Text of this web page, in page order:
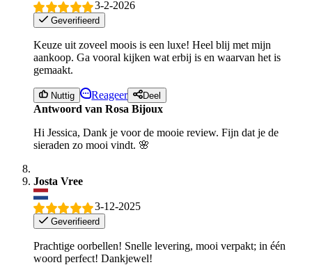
3-2-2026
Geverifieerd
Keuze uit zoveel moois is een luxe! Heel blij met mijn
aankoop. Ga vooral kijken wat erbij is en waarvan het is
gemaakt.
Nuttig Reageer Deel
Antwoord van Rosa Bijoux
Hi Jessica, Dank je voor de mooie review. Fijn dat je de
sieraden zo mooi vindt. 🌸
Josta Vree
3-12-2025
Geverifieerd
Prachtige oorbellen! Snelle levering, mooi verpakt; in één
woord perfect! Dankjewel!